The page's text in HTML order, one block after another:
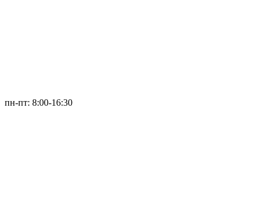
пн-пт: 8:00-16:30